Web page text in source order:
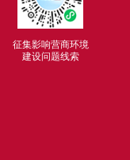
征集影响营商环境
建设问题线索